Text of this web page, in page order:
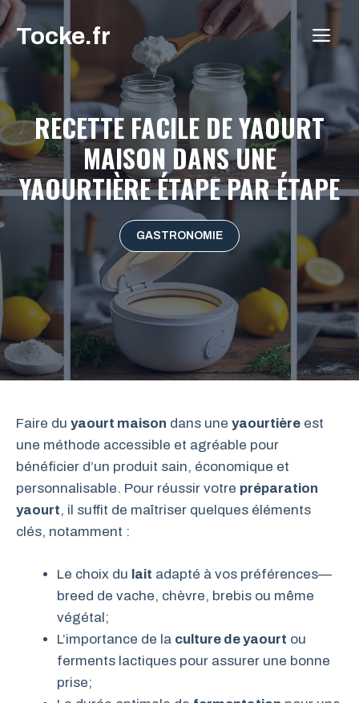
Aller
au
contenu
Tocke.fr
RECETTE FACILE DE YAOURT
MAISON DANS UNE
YAOURTIÈRE ÉTAPE PAR ÉTAPE
GASTRONOMIE
Faire du yaourt maison dans une yaourtière est
une méthode accessible et agréable pour
bénéficier d’un produit sain, économique et
personnalisable. Pour réussir votre préparation
yaourt, il suffit de maîtriser quelques éléments
clés, notamment :
Le choix du lait adapté à vos préférences—
breed de vache, chèvre, brebis ou même
végétal;
L’importance de la culture de yaourt ou
ferments lactiques pour assurer une bonne
prise;